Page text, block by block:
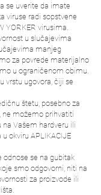
se uverite da imate
viruse radi sopstvene
YORKER virusima.
u slučajevima
manjeg
za povrede materijalno
u ograničenom obimu.
vrstu ugovora, čiji se
štetu, posebno za
ne možemo prihvatiti
Vašem hardveru ili
okviru APLIKACIJE
odnose se na gubitak
smo odgovorni, niti na
za proizvode ili